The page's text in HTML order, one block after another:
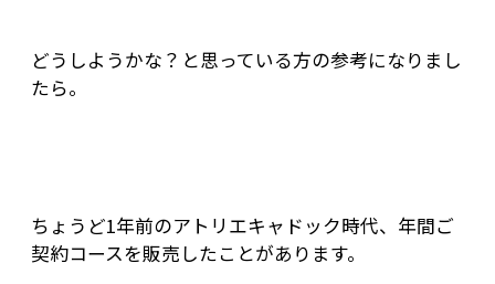
どうしようかな？と思っている方の参考になりまし
たら。
ちょうど1年前のアトリエキャドック時代、年間ご
契約コースを販売したことがあります。